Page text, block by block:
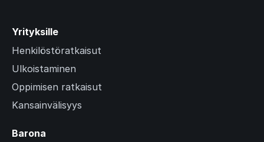
Yrityksille
Henkilöstöratkaisut
Ulkoistaminen
Oppimisen ratkaisut
Kansainvälisyys
Barona